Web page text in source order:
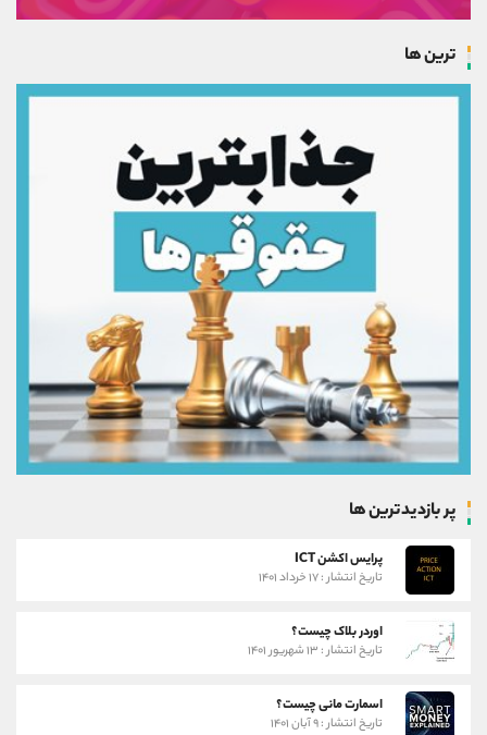
ترین ها
پر بازدیدترین ها
پرایس اکشن ICT
تاریخ انتشار : ۱۷ خرداد ۱۴۰۱
اوردر بلاک چیست؟
تاریخ انتشار : ۱۳ شهریور ۱۴۰۱
اسمارت مانی چیست؟
تاریخ انتشار : ۹ آبان ۱۴۰۱